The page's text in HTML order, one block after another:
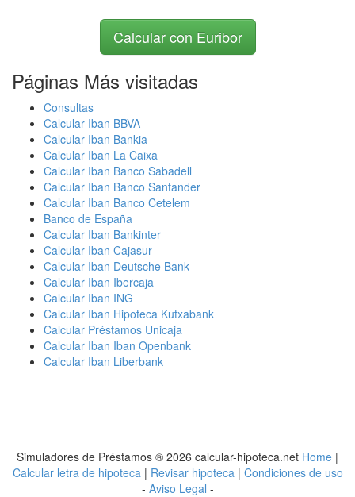
Calcular con Euribor
Páginas Más visitadas
Consultas
Calcular Iban BBVA
Calcular Iban Bankia
Calcular Iban La Caixa
Calcular Iban Banco Sabadell
Calcular Iban Banco Santander
Calcular Iban Banco Cetelem
Banco de España
Calcular Iban Bankinter
Calcular Iban Cajasur
Calcular Iban Deutsche Bank
Calcular Iban Ibercaja
Calcular Iban ING
Calcular Iban Hipoteca Kutxabank
Calcular Préstamos Unicaja
Calcular Iban Iban Openbank
Calcular Iban Liberbank
Simuladores de Préstamos ® 2026 calcular-hipoteca.net Home |
Calcular letra de hipoteca| Revisar hipoteca| Condiciones de uso
- Aviso Legal -